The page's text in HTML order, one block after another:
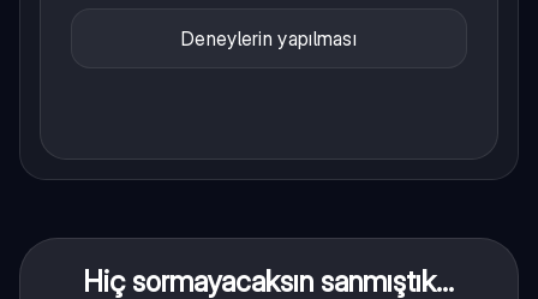
Deneylerin yapılması
Hiç sormayacaksın sanmıştık...